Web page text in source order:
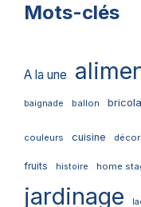
Mots-clés
A la une
baignade ballon
couleurs cuisine
fruits histoire home
jardinage